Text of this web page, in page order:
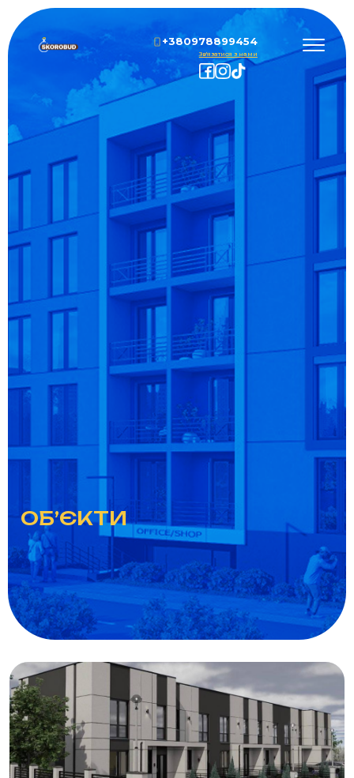
+380978899454
Зв'язатися з нами
ОБ’ЄКТИ